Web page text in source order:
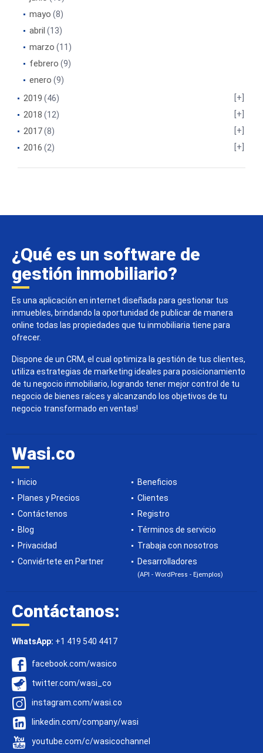
mayo (8)
abril (13)
marzo (11)
febrero (9)
enero (9)
2019 (46)
2018 (12)
2017(8)
2016 (2)
¿Qué es un software de
gestión inmobiliario?
Es una aplicación en internet diseñada para gestionar tus
inmuebles, brindando la oportunidad de publicar de manera
online todas las propiedades que tu inmobiliaria tiene para
ofrecer.
Dispone de un CRM, el cual optimiza la gestión de tus clientes,
utiliza estrategias de marketing ideales para posicionamiento
de tu negocio inmobiliario, logrando tener mejor control de tu
negocio de bienes raíces y alcanzando los objetivos de tu
negocio transformado en ventas!
Wasi.co
Inicio
Beneficios
Planes y Precios
Clientes
Contáctenos
Registro
Blog
Términos de servicio
Privacidad
Trabaja con nosotros
Conviértete en Partner
Desarrolladores
(API - WordPress - Ejemplos)
Contáctanos:
WhatsApp: +1 419 540 4417
facebook.com/wasico
twitter.com/wasi_co
instagram.com/wasi.co
linkedin.com/company/wasi
youtube.com/c/wasicochannel